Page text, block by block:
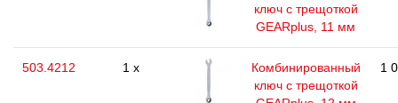
ключ с трещоткой
GEARplus, 11 мм
503.4212 1 x
Комбинированный
ключ с трещоткой
1